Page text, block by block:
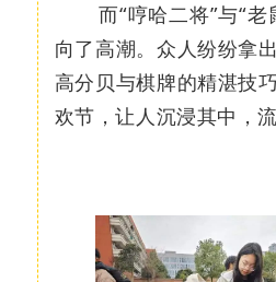
而“哼哈二将”与“老
向了高潮。众人纷纷拿
高分贝与棋牌的精湛技
欢节，让人沉浸其中，流